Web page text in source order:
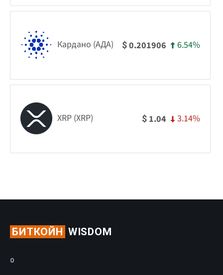
Кардано (АДА) $0.201906 6.54%
XRP (XRP) $ 1.04 3.14%
БИТКОЙН WISDOM
О